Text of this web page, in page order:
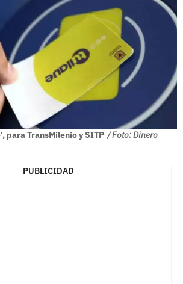
para TransMilenio y SITP / Foto: Dinero
PUBLICIDAD